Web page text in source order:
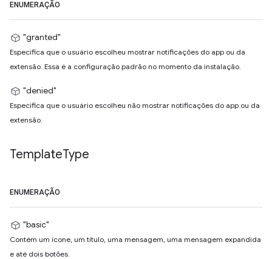
ENUMERAÇÃO
"granted"
Especifica que o usuário escolheu mostrar notificações do app ou da
extensão. Essa é a configuração padrão no momento da instalação.
"denied"
Especifica que o usuário escolheu não mostrar notificações do app ou da
extensão.
TemplateType
ENUMERAÇÃO
"basic"
Contém um ícone, um título, uma mensagem, uma mensagem expandida
e até dois botões.